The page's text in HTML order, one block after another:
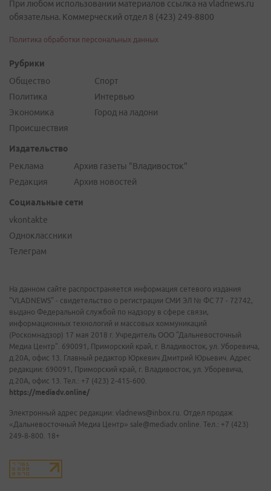
При любом использовании материалов ссылка на vladnews.ru
обязательна. Коммерческий отдел 8 (423) 249-8800
Политика обработки персональных данных
Рубрики
Общество
Политика
Экономика
Происшествия
Спорт
Интервью
Город на ладони
Издательство
Реклама
Редакция
Архив газеты "Владивосток"
Архив новостей
Социальные сети
vkontakte
Одноклассники
Телеграм
На данном сайте распространяется информация сетевого издания
"VLADNEWS" - свидетельство о регистрации СМИ ЭЛ № ФС 77 - 72742,
выдано Федеральной службой по надзору в сфере связи,
информационных технологий и массовых коммуникаций
(Роскомнадзор) 17 мая 2018 г. Учредитель ООО "Дальневосточный
Медиа Центр". 690091, Приморский край, г. Владивосток, ул. Уборевича,
д.20А, офис 13. Главный редактор Юркевич Дмитрий Юрьевич. Адрес
редакции: 690091, Приморский край, г. Владивосток, ул. Уборевича,
д.20А, офис 13. Тел.: +7 (423) 2-415-600.
https://mediadv.online/
Электронный адрес редакции: vladnews@inbox.ru. Отдел продаж
«Дальневосточный Медиа Центр» sale@mediadv.online. Тел.: +7 (423)
249-8-800. 18+